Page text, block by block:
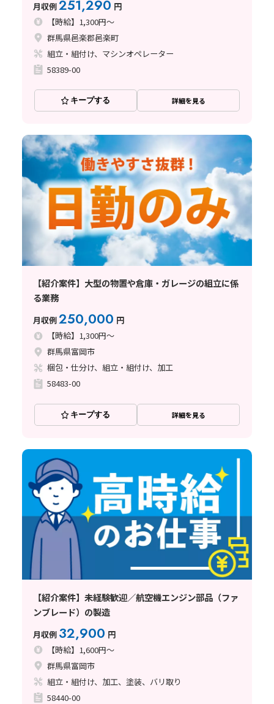
備◇駐車場＆駐輪場も完備！《群馬県邑
月収例251,290 円
【時給】1,300円～
群馬県邑楽郡邑楽町
組立・組付け、マシンオペレーター
58389-00
キープする 詳細を見る
【紹介案件】大型の物置や倉庫・ガレージの組立に係
る業務
月収例250,000 円
【時給】1,300円～
群馬県富岡市
梱包・仕分け、組立・組付け、加工
58483-00
キープする 詳細を見る
【紹介案件】未経験歓迎／航空機エンジン部品（ファ
ンブレード）の製造
月収例 32,900 円
【時給】1,600円～
群馬県富岡市
組立・組付け、加工、塗装、バリ取り
58440-00